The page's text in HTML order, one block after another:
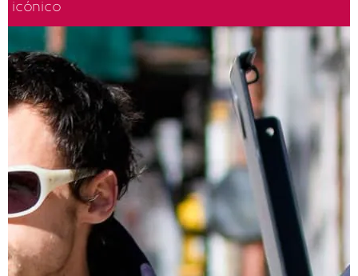
icónico